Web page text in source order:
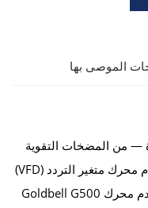
الموصى بها
— من المضخات التقوية
إلى خطوط معالجة البلاستيك — استخدام محرك متغير التردد (VFD)
يوازن بين الأداء والموثوقية والعملية. ويقدم محرك Goldbell G500